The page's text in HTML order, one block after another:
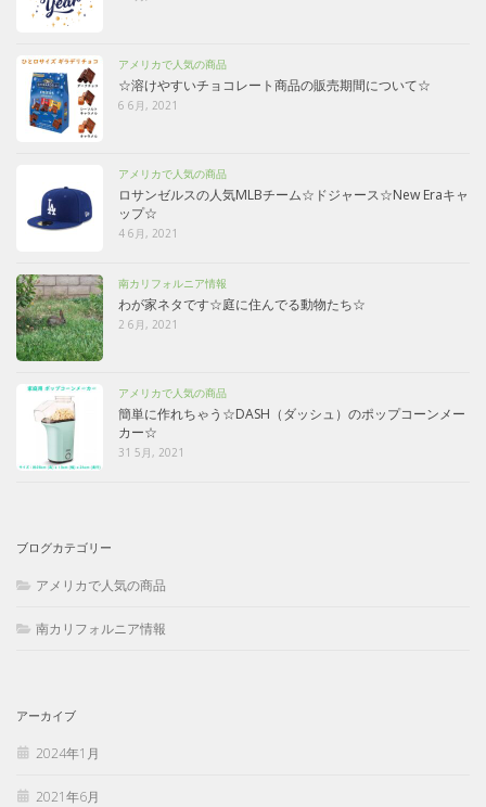
アメリカで人気の商品
☆溶けやすいチョコレート商品の販売期間について☆
6 6月, 2021
アメリカで人気の商品
ロサンゼルスの人気MLBチーム☆ドジャース☆New Eraキャ
ップ☆
4 6月, 2021
南カリフォルニア情報
わが家ネタです☆庭に住んでる動物たち☆
2 6月, 2021
アメリカで人気の商品
簡単に作れちゃう☆DASH（ダッシュ）のポップコーンメー
カー☆
31 5月, 2021
ブログカテゴリー
アメリカで人気の商品
南カリフォルニア情報
アーカイブ
2024年1月
2021年6月